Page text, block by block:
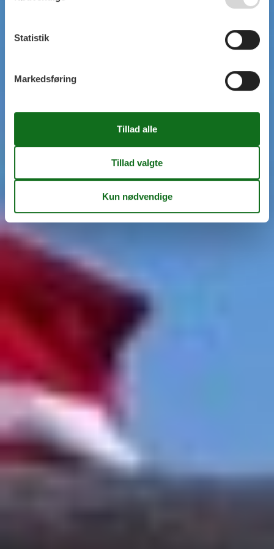
Statistik
Markedsføring